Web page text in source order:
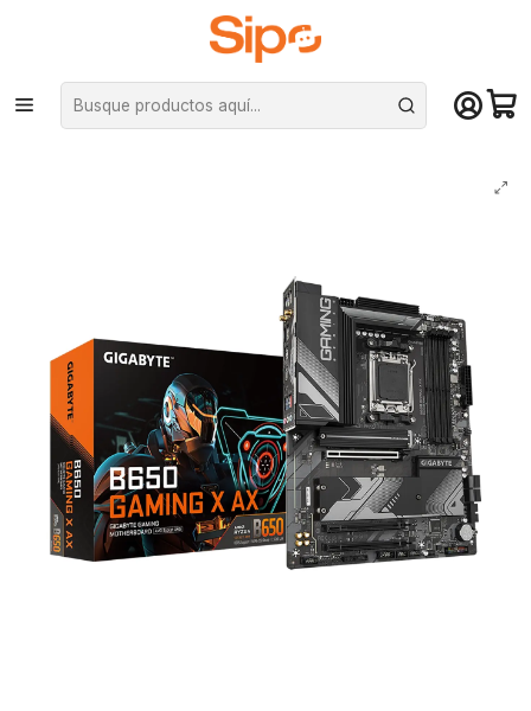
¡Compra hasta mediodía y recibe hoy! De lunes a sábado en el gran
Santiago. Envío gratis desde $29.990
Inicio Componentes PC Placas Madre AMD AM5
Placa Madre Gigabyte B650 Gaming X AX, AMD AM5, DDR5, ATX